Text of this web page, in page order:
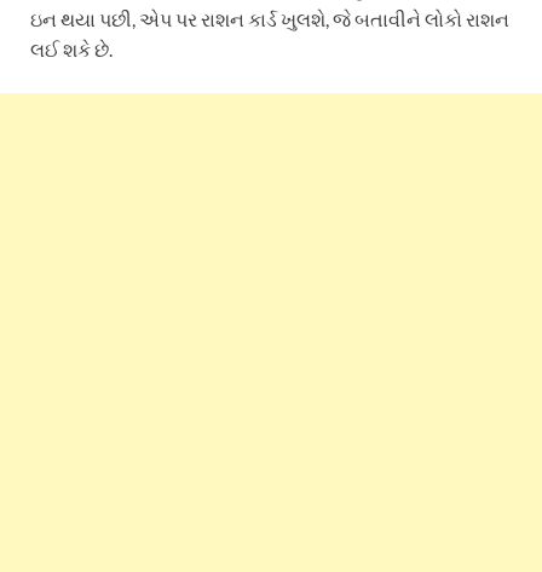
ઇન થયા પછી, એપ પર રાશન કાર્ડ ખુલશે, જે બતાવીને લોકો રાશન
લઈ શકે છે.